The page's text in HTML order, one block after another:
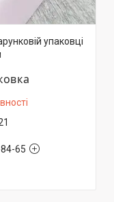
упаковці
65